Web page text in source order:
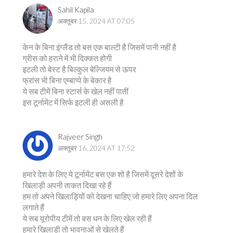
Sahil Kapila
अक्तूबर 15, 2024 AT 07:05
केन के बिना इंग्लैंड तो बस एक बाल्टी है जिसमें पानी नहीं है
ग्रीस को हराने में भी दिक्कत होगी
इटली तो बेस्ट है बिल्कुल बेल्जियम से ऊपर
फ्रांस भी बिना एम्बाप्पे के बेकार है
ये सब टीमें बिना स्टार्स के खेल नहीं पातीं
इस टूर्नामेंट में सिर्फ इटली ही असली है
Rajveer Singh
अक्तूबर 16, 2024 AT 17:52
हमारे देश के लिए ये टूर्नामेंट बस एक शो है जिसमें दूसरे देशों के
खिलाड़ी अपनी ताकत दिखा रहे हैं
हम तो अपने खिलाड़ियों को देखना चाहिए जो हमारे लिए अपना दिल
लगाते हैं
ये सब यूरोपीय टीमें तो बस धन के लिए खेल रही हैं
हमारे खिलाड़ी तो भावनाओं से खेलते हैं